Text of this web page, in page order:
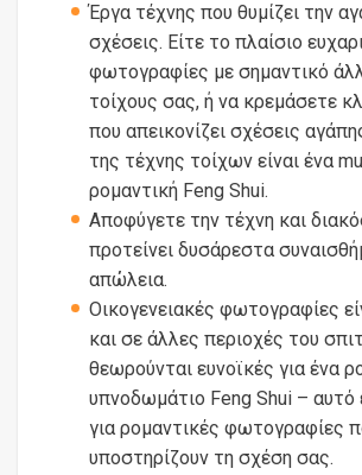
Έργα τέχνης που θυμίζει την
σχέσεις. Είτε το πλαίσιο
φωτογραφίες με σημαντικό
τοίχους σας, ή να κρεμάσετε
που απεικονίζει σχέσεις
της τέχνης τοίχων είναι ένα
ρομαντική Feng Shui.
Αποφύγετε την τέχνη και
προτείνει δυσάρεστα
απώλεια.
Οικογενειακές φωτογραφίες
και σε άλλες περιοχές του
θεωρούνται ευνοϊκές για ένα
υπνοδωμάτιο Feng Shui – αυτό
για ρομαντικές φωτογραφίες
υποστηρίζουν τη σχέση σας.